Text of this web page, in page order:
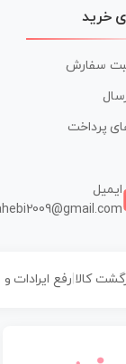
خرید
سفارش
پرداخت
ایمیل
کالا رفع ایرادات